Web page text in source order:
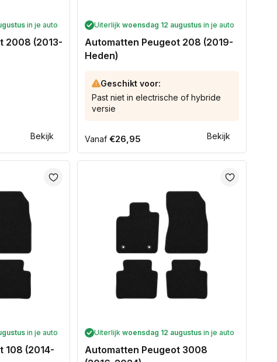
Bekijk
in je auto
2008 (2013-
Bekijk
Uiterlijk woensdag 12 augustus in je auto
Automatten Peugeot 208 (2019-
Heden)
Geschikt voor:
Past niet in electrische of hybride
versie
Normale
prijs
Vanaf €26,95
in je auto
108 (2014-
Uiterlijk woensdag 12 augustus in je auto
Automatten Peugeot 3008